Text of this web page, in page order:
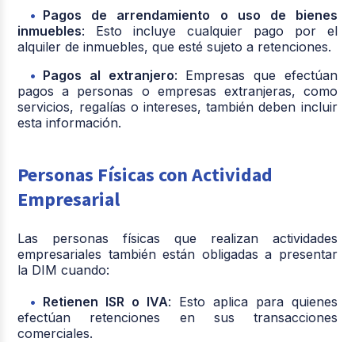
Pagos de arrendamiento o uso de bienes
inmuebles: Esto incluye cualquier pago por el
alquiler de inmuebles, que esté sujeto a retenciones.
Pagos al extranjero: Empresas que efectúan
pagos a personas o empresas extranjeras, como
servicios, regalías o intereses, también deben incluir
esta información.
Personas Físicas con Actividad
Empresarial
Las personas físicas que realizan actividades
empresariales también están obligadas a presentar
la DIM cuando:
Retienen ISR o IVA: Esto aplica para quienes
efectúan retenciones en sus transacciones
comerciales.